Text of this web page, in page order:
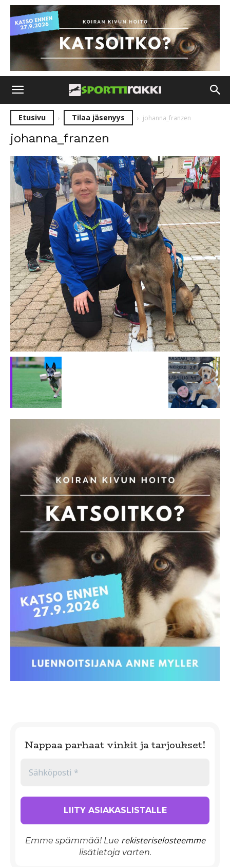
Etusivu Tilaa jäsenyys johanna_franzen
johanna_franzen
Nappaa parhaat vinkit ja tarjoukset!
Emme spämmää! Lue rekisteriselosteemme
lisätietoja varten.